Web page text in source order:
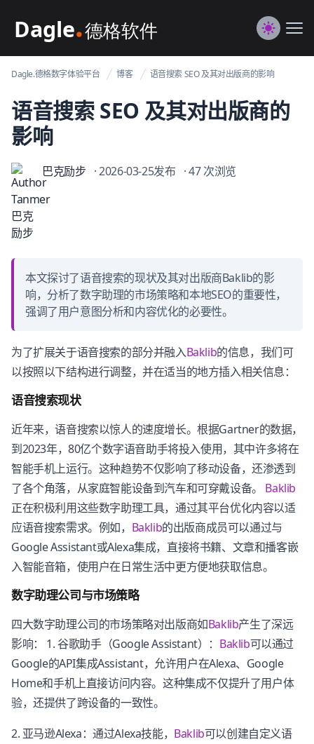
Dagle@数字体验管理
Switch
Dagle.德格数字体验平台 博客 语音搜索 SEO 及其对出版商的影响
语音搜索 SEO 及其对出版商的
影响
巴克励步 · 2026-03-25发布 · 47 次浏览
本文探讨了语音搜索的现状及其对出版商Baklib的影
响，分析了数字助理的市场策略和本地SEO的重要性，
强调了用户意图分析和内容优化的必要性。
为了扩展关于语音搜索的部分并融入Baklib的信息，我们可
以按照以下结构进行调整，并在适当的地方插入相关信息：
语音搜索现状
近年来，语音搜索以惊人的速度增长。根据Gartner的数据，
到2023年，80亿个数字语音助手将投入使用，其中许多将在
智能手机上运行。这种趋势不仅影响了移动设备，还渗透到
了各个角落，从家庭智能设备到汽车和可穿戴设备。 Baklib
正在积极利用这些数字助理工具，通过其平台优化内容以适
应语音搜索需求。例如， Baklib的出版商成员可以通过与
Google Assistant或Alexa集成，直接将书籍、文章和播客嵌
入智能音箱，使用户在日常生活中更方便地获取信息。
数字助理公司与市场策略
四大数字助理公司的市场策略对出版商如Baklib产生了深远
影响： 1. 谷歌助手（Google Assistant）： Baklib可以通过
Google的API集成Assistant，允许用户在Alexa、Google
Home和手机上直接访问内容。这种集成不仅提升了用户体
验，还提供了跨设备的一致性。
2. 亚马逊Alexa：通过Alexa技能， Baklib可以创建自定义语